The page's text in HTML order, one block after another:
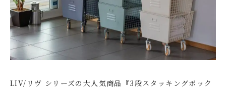
LIV/リヴ シリーズの大人気商品『3段スタッキングボック